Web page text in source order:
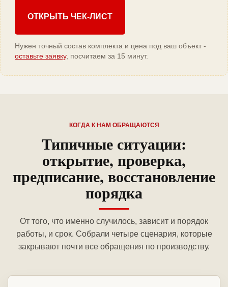
ОТКРЫТЬ ЧЕК-ЛИСТ
Нужен точный состав комплекта и цена под ваш объект -
оставьте заявку, посчитаем за 15 минут.
КОГДА К НАМ ОБРАЩАЮТСЯ
Типичные ситуации:
открытие, проверка,
предписание, восстановление
порядка
От того, что именно случилось, зависит и порядок
работы, и срок. Собрали четыре сценария, которые
закрывают почти все обращения по производству.